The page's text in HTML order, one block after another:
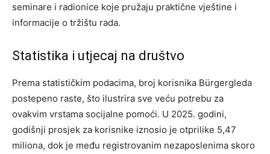
seminare i radionice koje pružaju praktične vještine i
informacije o tržištu rada.
Statistika i utjecaj na društvo
Prema statističkim podacima, broj korisnika Bürgergleda
postepeno raste, što ilustrira sve veću potrebu za
ovakvim vrstama socijalne pomoći. U 2025. godini,
godišnji prosjek za korisnike iznosio je otprilike 5,47
miliona, dok je među registrovanim nezaposlenima skoro